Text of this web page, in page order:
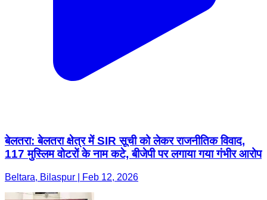
बेलतरा: बेलतरा क्षेत्र में SIR सूची को लेकर राजनीतिक विवाद,
117 मुस्लिम वोटरों के नाम कटे, बीजेपी पर लगाया गया गंभीर आरोप
Beltara, Bilaspur | Feb 12, 2026